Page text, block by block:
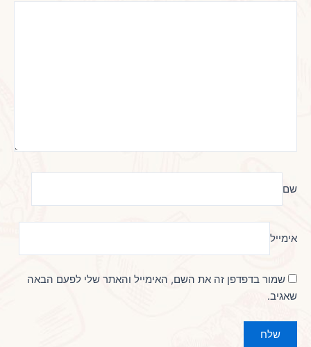
שם
אימייל
שמור בדפדפן זה את השם, האימייל והאתר שלי לפעם הבאה
שאגיב.